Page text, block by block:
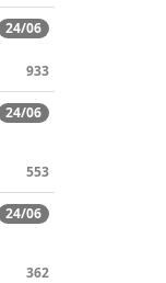
24/06
933
24/06
553
24/06
362